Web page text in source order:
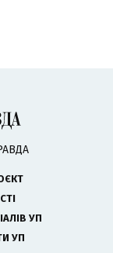
УП
УП